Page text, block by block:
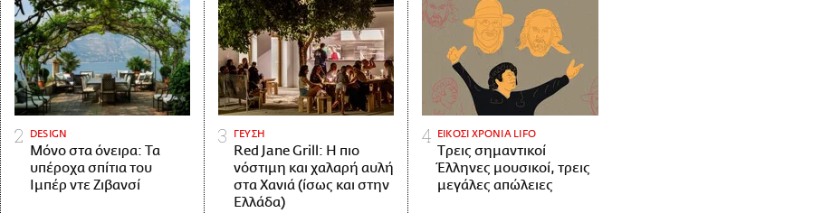
DESIGN
Μόνο στα όνειρα: Τα
υπέροχα σπίτια του
Ιμπέρ ντε Ζιβανσί
ΓΕΥΣΗ
Red Jane Grill: Η πιο
νόστιμη και χαλαρή αυλή
στα Χανιά (ίσως και στην
Ελλάδα)
ΕΙΚΟΣΙ ΧΡΟΝΙΑ LIFO
Tρεις σημαντικοί
Έλληνες μουσικοί, τρεις
μεγάλες απώλειες